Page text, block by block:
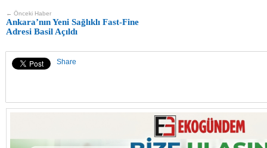
← Önceki Haber
Ankara’nın Yeni Sağlıklı Fast-Fine
Adresi Basil Açıldı
Share